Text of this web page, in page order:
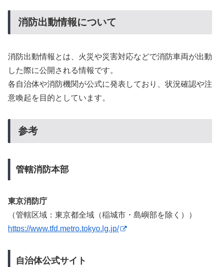
消防出動情報について
消防出動情報とは、火災や災害対応などで消防車両が出動
した際に公開される情報です。
各自治体や消防機関が公式に発表しており、状況確認や注
意喚起を目的としています。
参考
管轄消防本部
東京消防庁
（管轄区域：東京都全域（稲城市・島嶼部を除く））
https://www.tfd.metro.tokyo.lg.jp/
自治体公式サイト